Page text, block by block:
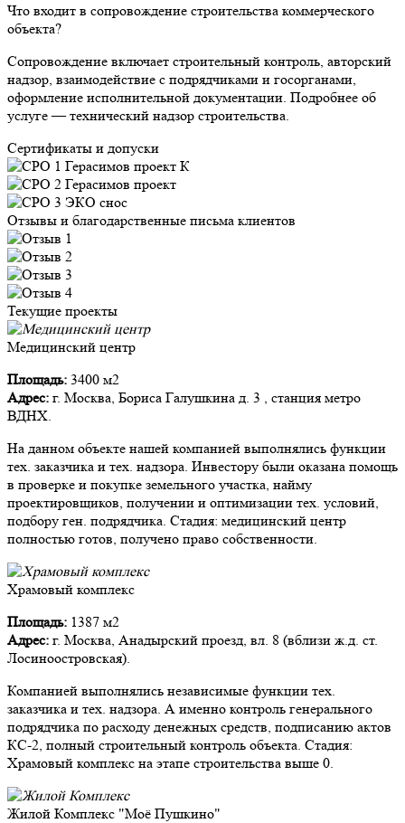
Что входит в сопровождение строительства коммерческого
объекта?
Сопровождение включает строительный контроль, авторский
надзор, взаимодействие с подрядчиками и госорганами,
оформление исполнительной документации. Подробнее об
услуге — технический надзор строительства.
Сертификаты и допуски
Отзывы и благодарственные письма клиентов
Текущие проекты
Медицинский центр
Площадь: 3400 м2
Адрес: г. Москва, Бориса Галушкина д. 3 , станция метро
ВДНХ.
На данном объекте нашей компанией выполнялись функции
тех. заказчика и тех. надзора. Инвестору были оказана помощь
в проверке и покупке земельного участка, найму
проектировщиков, получении и оптимизации тех. условий,
подбору ген. подрядчика. Стадия: медицинский центр
полностью готов, получено право собственности.
Храмовый комплекс
Площадь: 1387 м2
Адрес: г. Москва, Анадырский проезд, вл. 8 (вблизи ж.д. ст.
Лосиноостровская).
Компанией выполнялись независимые функции тех.
заказчика и тех. надзора. А именно контроль генерального
подрядчика по расходу денежных средств, подписанию актов
КС-2, полный строительный контроль объекта. Стадия:
Храмовый комплекс на этапе строительства выше 0.
Жилой Комплекс "Моё Пушкино"